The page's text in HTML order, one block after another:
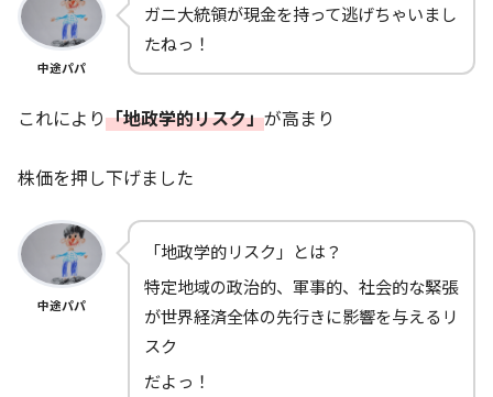
中途パパ
ガニ大統領が現金を持って逃げちゃいまし
たねっ！
これにより「地政学的リスク」が高まり
株価を押し下げました
中途パパ
「地政学的リスク」とは？
特定地域の政治的、軍事的、社会的な緊張
が世界経済全体の先行きに影響を与えるリ
スク
だよっ！